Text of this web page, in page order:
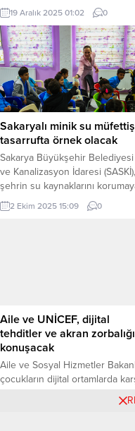
hastalığın ilerlemesini tamamen
durduramazken, TPS yöntemi
tamamlayıcı bir seçenek
çıkıyor. Transkraniyal Puls
Stimülasyon (TPS) yönteminin,
ultrasonik uyarılarla beynin
bölgelerini hedefleyerek beyin
aktivitesinde değişiklik
oluşturabildiğini dile getiren
Nöroloji Uzmanı Prof. Dr. Barış
Metin, “TPS’nin en sık
hastalık, Avrupa Birliği CE
19 Aralık 2025 01:02 0
Sakaryalı minik su
tasarrufta örnek olacak
Sakarya Büyükşehir Belediyesi
ve Kanalizasyon İdaresi (SASKİ),
şehrin su kaynaklarını
yönelik altyapı çalışmalarının
sıra gelecek nesillere suyun
gerçekleşen eğitimlerde 150
öğrenciye suyun...
2 Ekim 2025 15:09 0
Aile ve UNİCEF, dijital
tehditler ve akran
konuşacak
Aile ve Sosyal Hizmetler
çocukların dijital ortamlarda
karşıya kaldığı tehditler ile